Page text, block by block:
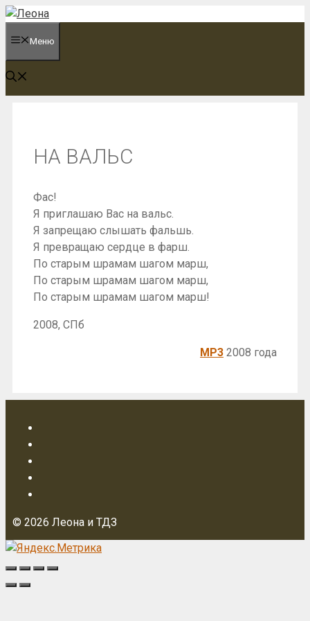
Перейти
содержимому
Меню
НА ВАЛЬС
Фас!
Я приглашаю Вас на вальс.
Я запрещаю слышать фальшь.
Я превращаю сердце в фарш.
По старым шрамам шагом марш,
По старым шрамам шагом марш,
По старым шрамам шагом марш!
2008, СПб
MP3 2008 года
© 2026 Леона и ТДЗ